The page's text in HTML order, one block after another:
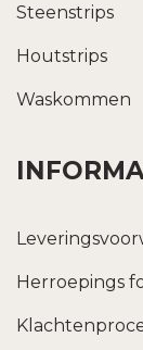
Steenstrips
Houtstrips
Waskommen
Herroepings